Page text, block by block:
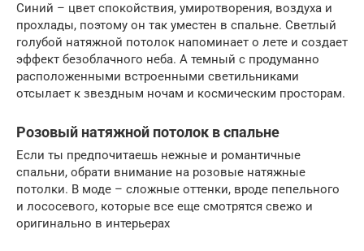
Синий – цвет спокойствия, умиротворения, воздуха и
прохлады, поэтому он так уместен в спальне. Светлый
голубой натяжной потолок напоминает о лете и создает
эффект безоблачного неба. А темный с продуманно
расположенными встроенными светильниками
отсылает к звездным ночам и космическим просторам.
Розовый натяжной потолок в спальне
Если ты предпочитаешь нежные и романтичные
спальни, обрати внимание на розовые натяжные
потолки. В моде – сложные оттенки, вроде пепельного
и лососевого, которые все еще смотрятся свежо и
оригинально в интерьерах